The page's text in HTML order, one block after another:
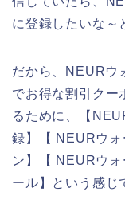
に登録したいな～
だから、NEURウ
でお得な割引クー
るために、【
録】【 NEURウ
ン】【 NEURウ
ール】という感じ